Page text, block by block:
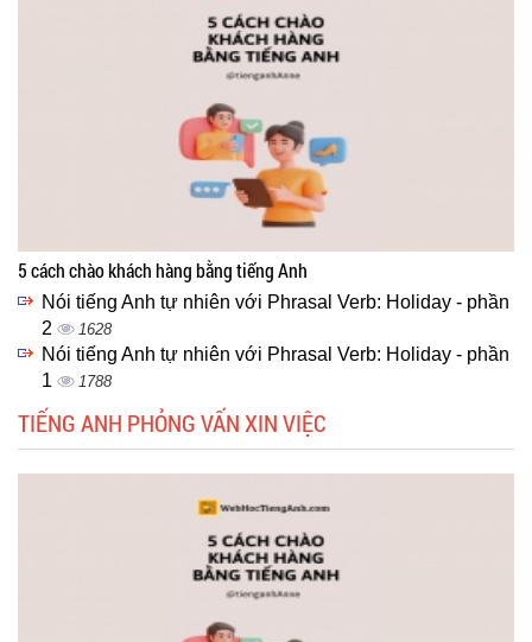
5 cách chào khách hàng bằng tiếng Anh
Nói tiếng Anh tự nhiên với Phrasal Verb: Holiday - phần
2
1628
Nói tiếng Anh tự nhiên với Phrasal Verb: Holiday - phần
1
1788
TIẾNG ANH PHỎNG VẤN XIN VIỆC